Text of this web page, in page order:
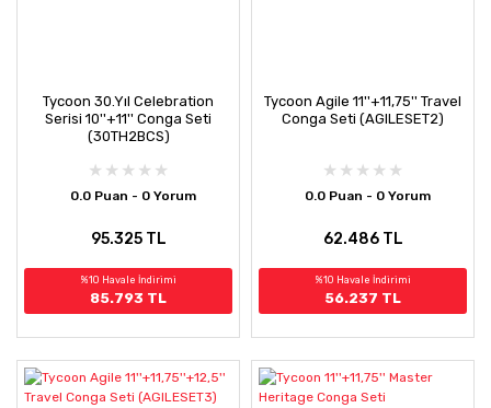
Tycoon 30.Yıl Celebration
Serisi 10''+11'' Conga Seti
(30TH2BCS)
0.0 Puan - 0 Yorum
95.325 TL
%10 Havale İndirimi
85.793 TL
Tycoon Agile 11''+11,75'' Travel
Conga Seti (AGILESET2)
0.0 Puan - 0 Yorum
62.486 TL
%10 Havale İndirimi
56.237 TL